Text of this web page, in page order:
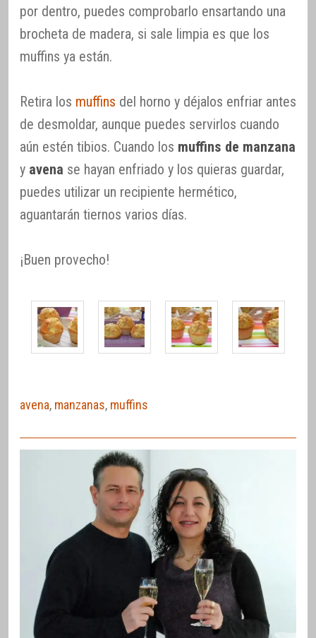
por dentro, puedes comprobarlo ensartando una
brocheta de madera, si sale limpia es que los
muffins ya están.
Retira los muffins del horno y déjalos enfriar antes
de desmoldar, aunque puedes servirlos cuando
aún estén tibios. Cuando los muffins de manzana
y avena se hayan enfriado y los quieras guardar,
puedes utilizar un recipiente hermético,
aguantarán tiernos varios días.
¡Buen provecho!
avena, manzanas, muffins